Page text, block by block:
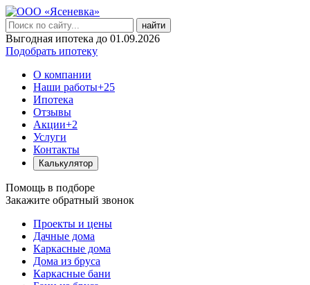
найти
Выгодная ипотека до 01.09.2026
Подобрать ипотеку
О компании
Наши работы+25
Ипотека
Отзывы
Акции+2
Услуги
Контакты
Калькулятор
Помощь в подборе
Закажите обратный звонок
Проекты и цены
Дачные дома
Каркасные дома
Дома из бруса
Каркасные бани